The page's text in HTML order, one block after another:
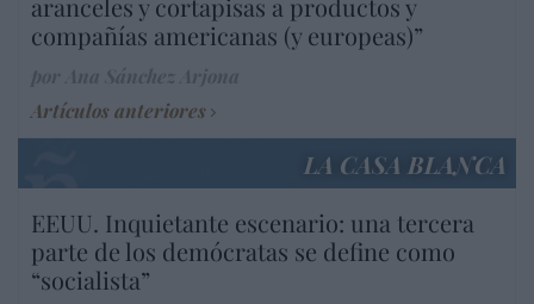
aranceles y cortapisas a productos y
compañías americanas (y europeas)”
Artículos anteriores
LA CASA BLANCA
EEUU. Inquietante escenario: una tercera
parte de los demócratas se define como
“socialista”